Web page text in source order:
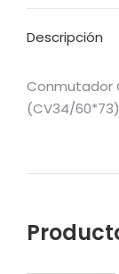
Descripción
Conmutador
(CV34/60*73)